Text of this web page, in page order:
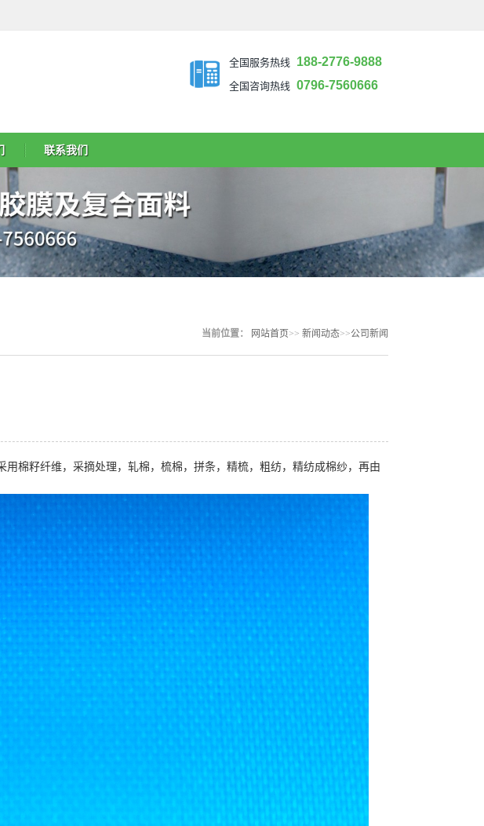
全国服务热线 188-2776-9888
全国咨询热线 0796-7560666
联系我们
当前位置： 网站首页>> 新闻动态>>公司新闻
棉籽纤维，采摘处理，轧棉，梳棉，拼条，精梳，粗纺，精纺成棉纱，再由